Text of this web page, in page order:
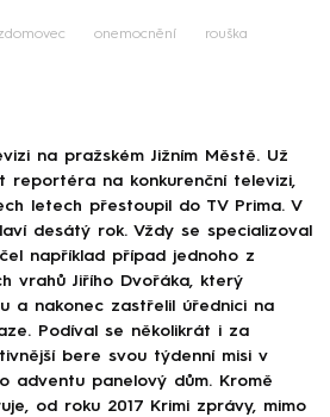
onemocnění rouška
na pražském Jižním Městě. Už
reportéra na konkurenční televizi,
letech přestoupil do TV Prima. V
desátý rok. Vždy se specializoval
například případ jednoho z
vrahů Jiřího Dvořáka, který
a nakonec zastřelil úřednici na
Podíval se několikrát i za
bere svou týdenní misi v
adventu panelový dům. Kromě
od roku 2017 Krimi zprávy, mimo